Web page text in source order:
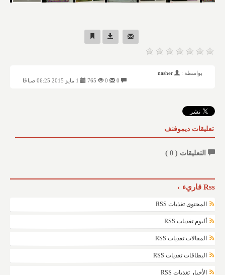
بواسطة :
nasher
765
تعليقات ديموفنف
التعليقات ( 0
)
Rss قاريء
المحتوى تغذيات RSS
ألبوم تغذيات RSS
المقالات تغذيات RSS
البطاقات تغذيات RSS
الأخبار تغذيات RSS